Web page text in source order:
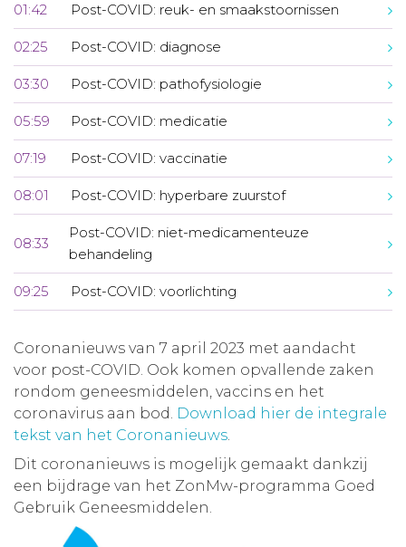
01:42 Post-COVID: reuk- en smaakstoornissen
02:25 Post-COVID: diagnose
03:30 Post-COVID: pathofysiologie
05:59 Post-COVID: medicatie
07:19 Post-COVID: vaccinatie
08:01 Post-COVID: hyperbare zuurstof
08:33
Post-COVID: niet-medicamenteuze
behandeling
09:25 Post-COVID: voorlichting
Coronanieuws van 7 april 2023 met aandacht
voor post-COVID. Ook komen opvallende zaken
rondom geneesmiddelen, vaccins en het
coronavirus aan bod. Download hier de integrale
tekst van het Coronanieuws.
Dit coronanieuws is mogelijk gemaakt dankzij
een bijdrage van het ZonMw-programma Goed
Gebruik Geneesmiddelen.